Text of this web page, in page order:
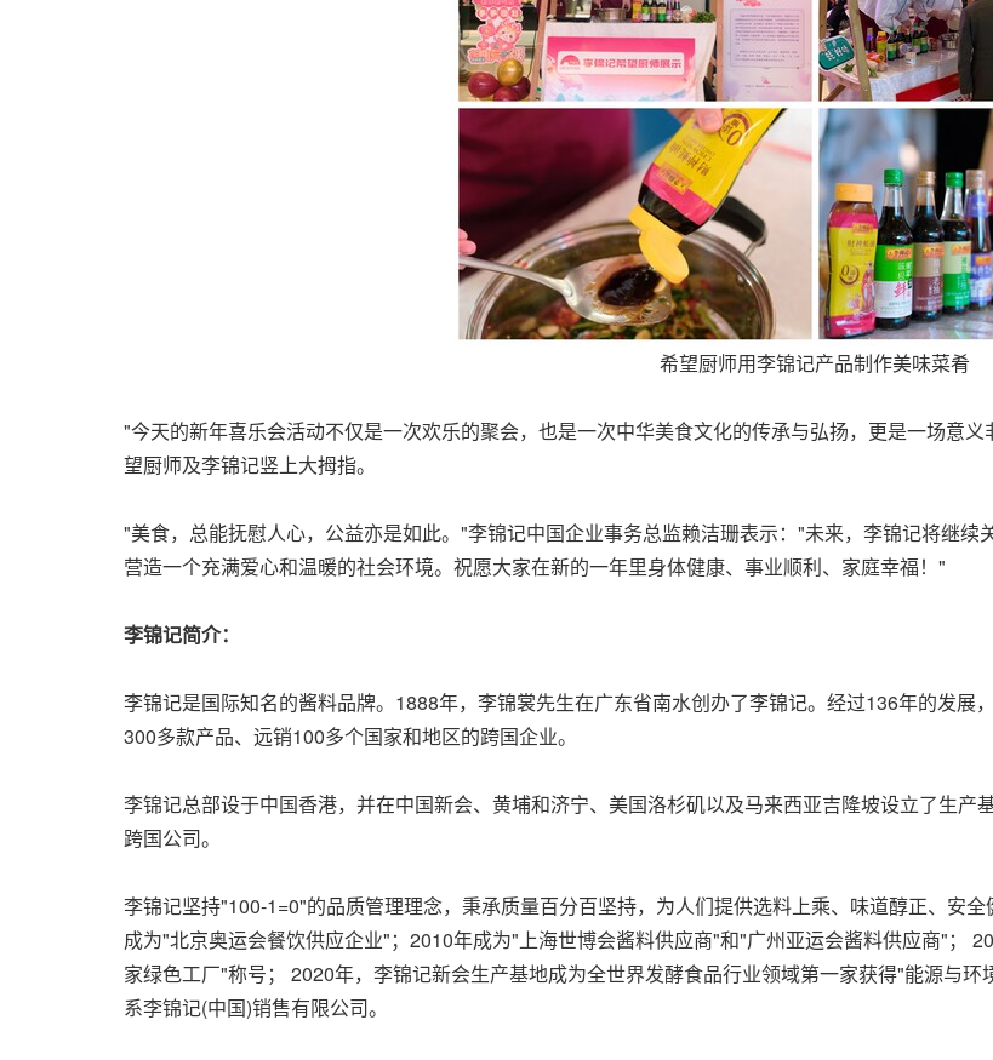
希望厨师用李锦记产品制作美味菜肴
"今天的新年喜乐会活动不仅是一次欢乐的聚会，也是一次中华美食文化的传承与弘扬，更是一场意
望厨师及李锦记竖上大拇指。
"美食，总能抚慰人心，公益亦是如此。"李锦记中国企业事务总监赖洁珊表示："未来，李锦记将继
营造一个充满爱心和温暖的社会环境。祝愿大家在新的一年里身体健康、事业顺利、家庭幸福！"
李锦记简介：
李锦记是国际知名的酱料品牌。1888年，李锦裳先生在广东省南水创办了李锦记。经过136年的发展
300多款产品、远销100多个国家和地区的跨国企业。
李锦记总部设于中国香港，并在中国新会、黄埔和济宁、美国洛杉矶以及马来西亚吉隆坡设立了生
跨国公司。
李锦记坚持"100-1=0"的品质管理理念，秉承质量百分百坚持，为人们提供选料上乘、味道醇正、安
成为"北京奥运会餐饮供应企业"；2010年成为"上海世博会酱料供应商"和"广州亚运会酱料供应商"；
家绿色工厂"称号； 2020年，李锦记新会生产基地成为全世界发酵食品行业领域第一家获得"能源与
系李锦记(中国)销售有限公司。